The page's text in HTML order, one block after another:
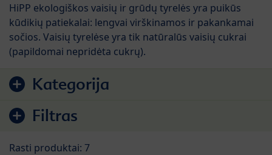
Pereiti prie produktų sąrašo
Kategorija
Filtras
HiPP ekologiškos vaisių ir grūdų tyrelės yra puikūs
kūdikių patiekalai: lengvai virškinamos ir pakankamai
sočios. Vaisių tyrelėse yra tik natūralūs vaisių cukrai
(papildomai nepridėta cukrų).
Rasti produktai: 7